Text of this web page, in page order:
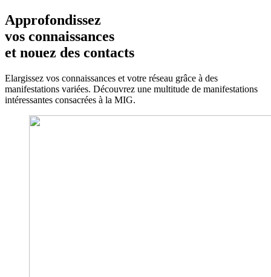
Approfondissez
vos connaissances
et nouez des contacts
Elargissez vos connaissances et votre réseau grâce à des
manifestations variées. Découvrez une multitude de manifestations
intéressantes consacrées à la MIG.